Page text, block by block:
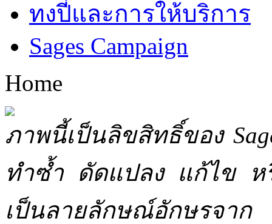
ทงปี่และการให้บริการ
Sages Campaign
Home
ภาพนี้เป็นลิขสิทธิ์ของ
ทำซ้ำ ดัดแปลง แก้ไข ห
เป็นลายลักษณ์อักษรจาก